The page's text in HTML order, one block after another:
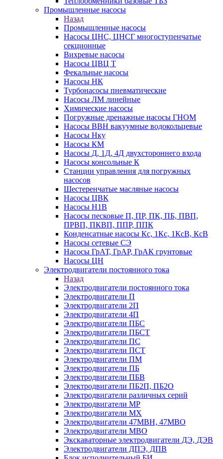
Промышленные насосы
Назад
Промышленные насосы
Насосы ЦНС, ЦНСГ многоступенчатые
секционные
Вихревые насосы
Насосы ЦВЦ Т
Фекальные насосы
Насосы НК
Турбонасосы пневматические
Насосы ЛМ линейные
Химические насосы
Погружные дренажные насосы ГНОМ
Насосы ВВН вакуумные водокольцевые
Насосы Нку
Насосы КМ
Насосы Д, 1Д, 4Д двухстороннего входа
Насосы консольные К
Станции управления для погружных
насосов
Шестеренчатые масляные насосы
Насосы ЦВК
Насосы Н1В
Насосы песковые П, ПР, ПК, ПБ, ПВП,
ПРВП, ПКВП, ППР, ППК
Конденсатные насосы Кс, 1Кс, 1КсВ, КсВ
Насосы сетевые СЭ
Насосы ГрАТ, ГрАР, ГрАК грунтовые
Насосы ЦН
Электродвигатели постоянного тока
Назад
Электродвигатели постоянного тока
Электродвигатели П
Электродвигатели 2П
Электродвигатели 4П
Электродвигатели ПБС
Электродвигатели ПБСТ
Электродвигатели ПС
Электродвигатели ПСТ
Электродвигатели ПМ
Электродвигатели ПБ
Электродвигатели ПБВ
Электродвигатели ПБ2П, ПБ2О
Электродвигатели различных серий
Электродвигатели МР
Электродвигатели MX
Электродвигатели 47MBH, 47МВО
Электродвигатели MBO
Экскаваторные электродвигатели ДЭ, ДЭВ
Электродвигатели ДПЭ, ДПВ